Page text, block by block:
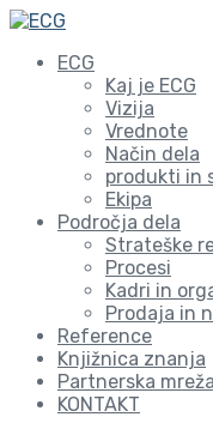
ECG
Kaj je ECG
Vizija
Vrednote
Način dela
produkti in
Ekipa
Področja dela
Strateške
Procesi
Kadri in
Prodaja in
Reference
Knjižnica znanja
Partnerska mreža
KONTAKT